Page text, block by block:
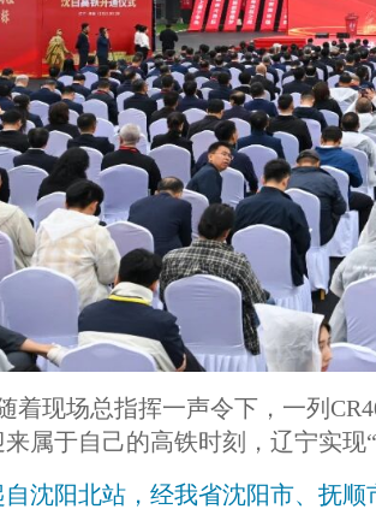
着现场总指挥一声令下，一列
属于自己的高铁时刻，辽宁实现
沈阳北站，经我省沈阳市、抚